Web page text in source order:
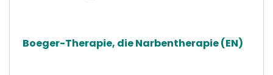
Boeger-Therapie, die Narbentherapie (EN)